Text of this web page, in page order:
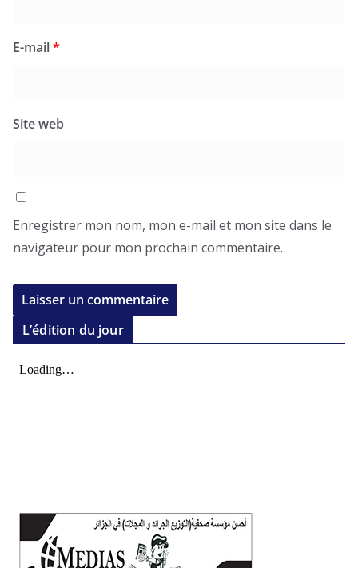
E-mail*
Site web
Enregistrer mon nom, mon e-mail et mon site dans le
navigateur pour mon prochain commentaire.
L’édition du jour